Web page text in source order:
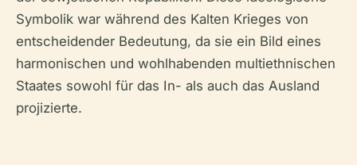
Symbolik war während des Kalten Krieges von
entscheidender Bedeutung, da sie ein Bild eines
harmonischen und wohlhabenden multiethnischen
Staates sowohl für das In- als auch das Ausland
projizierte.